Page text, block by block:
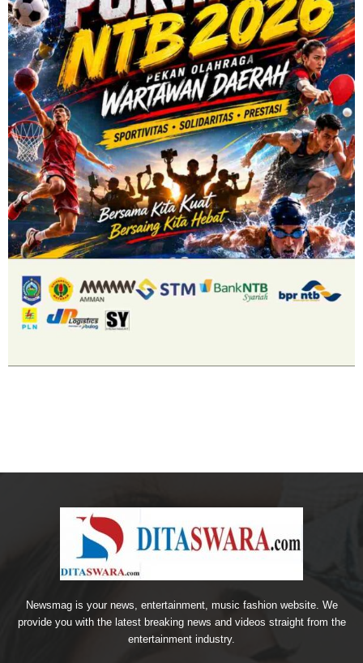
Newsmag is your news, entertainment, music fashion website. We
provide you with the latest breaking news and videos straight from the
entertainment industry.